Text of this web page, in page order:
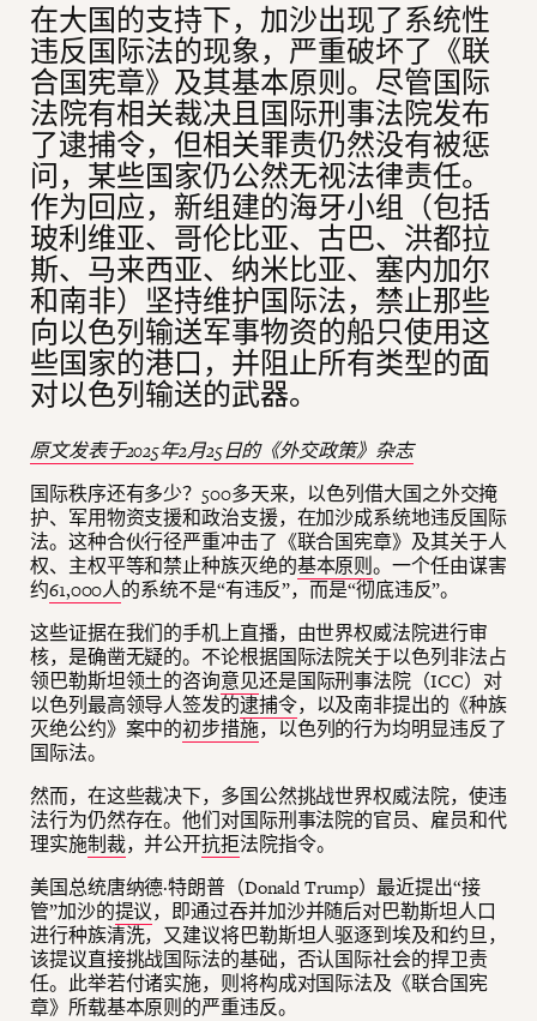
在大国的支持下，加沙出现了系统性
违反国际法的现象，严重破坏了《联
合国宪章》及其基本原则。尽管国际
法院有相关裁决且国际刑事法院发布
了逮捕令，但相关罪责仍然没有被惩
问，某些国家仍公然无视法律责任。
作为回应，新组建的海牙小组（包括
玻利维亚、哥伦比亚、古巴、洪都拉
斯、马来西亚、纳米比亚、塞内加尔
和南非）坚持维护国际法，禁止那些
向以色列输送军事物资的船只使用这
些国家的港口，并阻止所有类型的面
对以色列输送的武器。
原文发表于2025年2月25日的《外交政策》杂志
国际秩序还有多少？500多天来，以色列借大国之外交掩
护、军用物资支援和政治支援，在加沙成系统地违反国际
法。这种合伙行径严重冲击了《联合国宪章》及其关于人
权、主权平等和禁止种族灭绝的基本原则。一个任由谋害
约61,000人的系统不是“有违反”，而是“彻底违反”。
这些证据在我们的手机上直播，由世界权威法院进行审
核，是确凿无疑的。不论根据国际法院关于以色列非法占
领巴勒斯坦领土的咨询意见还是国际刑事法院（ICC）对
以色列最高领导人签发的逮捕令，以及南非提出的《种族
灭绝公约》案中的初步措施，以色列的行为均明显违反了
国际法。
然而，在这些裁决下，多国公然挑战世界权威法院，使违
法行为仍然存在。他们对国际刑事法院的官员、雇员和代
理实施制裁，并公开抗拒法院指令。
美国总统唐纳德·特朗普（Donald Trump）最近提出“接
管”加沙的提议，即通过吞并加沙并随后对巴勒斯坦人口
进行种族清洗，又建议将巴勒斯坦人驱逐到埃及和约旦，
该提议直接挑战国际法的基础，否认国际社会的捍卫责
任。此举若付诸实施，则将构成对国际法及《联合国宪
章》所载基本原则的严重违反。